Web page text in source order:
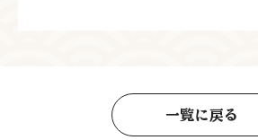
一覧に戻る